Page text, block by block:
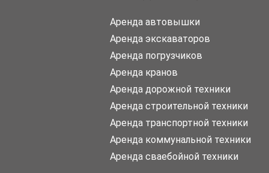
Аренда автовышки
Аренда экскаваторов
Аренда погрузчиков
Аренда кранов
Аренда дорожной техники
Аренда строительной техники
Аренда транспортной техники
Аренда коммунальной техники
Аренда сваебойной техники